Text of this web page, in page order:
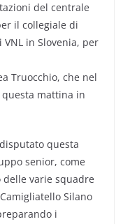
del centrale
il collegiale di
VNL in Slovenia, per
Truocchio, che nel
mattina in
questa
senior, come
varie squadre
Silano
i